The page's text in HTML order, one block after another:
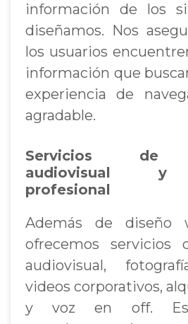
información de los
diseñamos. Nos
los usuarios
información que
experiencia de
agradable.
Servicios de
audiovisual y
profesional
Además de diseño
ofrecemos servicios
audiovisual,
videos corporativos,
y voz en off.